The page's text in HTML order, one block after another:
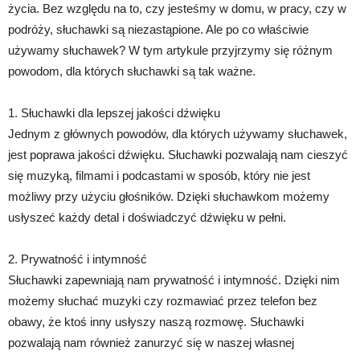
życia. Bez względu na to, czy jesteśmy w domu, w pracy, czy w
podróży, słuchawki są niezastąpione. Ale po co właściwie
używamy słuchawek? W tym artykule przyjrzymy się różnym
powodom, dla których słuchawki są tak ważne.
1. Słuchawki dla lepszej jakości dźwięku
Jednym z głównych powodów, dla których używamy słuchawek,
jest poprawa jakości dźwięku. Słuchawki pozwalają nam cieszyć
się muzyką, filmami i podcastami w sposób, który nie jest
możliwy przy użyciu głośników. Dzięki słuchawkom możemy
usłyszeć każdy detal i doświadczyć dźwięku w pełni.
2. Prywatność i intymność
Słuchawki zapewniają nam prywatność i intymność. Dzięki nim
możemy słuchać muzyki czy rozmawiać przez telefon bez
obawy, że ktoś inny usłyszy naszą rozmowę. Słuchawki
pozwalają nam również zanurzyć się w naszej własnej